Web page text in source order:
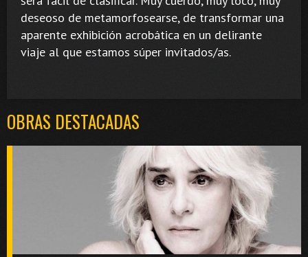
deseoso de metamorfosearse, de transformar una
aparente exhibición acrobática en un delirante
viaje al que estamos súper invitados/as.
OBRAS DESTACADAS